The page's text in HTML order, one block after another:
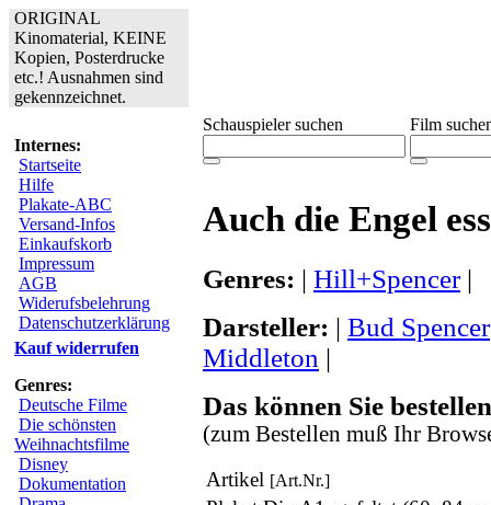
ORIGINAL
Kinomaterial, KEINE
Kopien, Posterdrucke
etc.! Ausnahmen sind
gekennzeichnet.
Internes:
Startseite
Hilfe
Plakate-ABC
Versand-Infos
Einkaufskorb
Impressum
AGB
Widerufsbelehrung
Datenschutzerklärung
Kauf widerrufen
Genres:
Deutsche Filme
Die schönsten
Weihnachtsfilme
Disney
Dokumentation
Schauspieler suchen Film
Auch die Engel
Genres: | Hill+Spencer|
Darsteller: | Bud Spencer
Middleton |
Das können Sie
(zum Bestellen muß Ihr
Artikel [Art.Nr.]